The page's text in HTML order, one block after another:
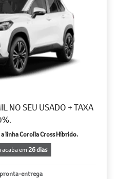
NO SEU USADO + TAXA
linha Corolla Cross Híbrido.
acaba em26 dias
entrega